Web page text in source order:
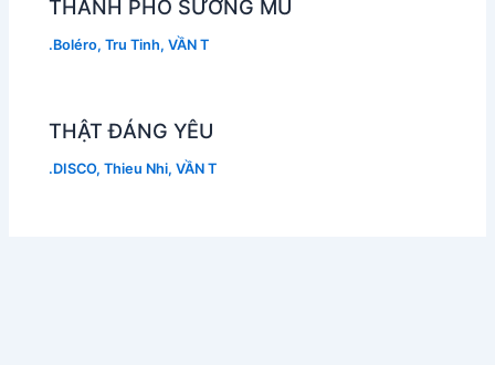
THÀNH PHỐ SƯƠNG MÙ
.Boléro,Tru Tinh,VẦN T
THẬT ĐÁNG YÊU
.DISCO,Thieu Nhi,VẦN T